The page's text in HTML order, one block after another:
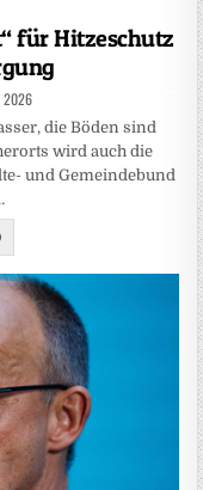
für Hitzeschutz
2026
die Böden sind
wird auch die
und Gemeindebund